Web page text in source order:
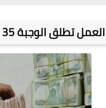
تطلق الوجبة 35 من القروض الميسرة